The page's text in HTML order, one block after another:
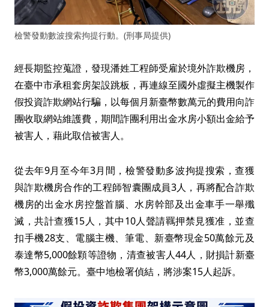
檢警發動數波搜索拘提行動。(刑事局提供)
經長期監控蒐證，發現潘姓工程師受雇於境外詐欺機房，
在臺中市承租套房架設跳板，再連線至國外虛擬主機製作
假投資詐欺網站行騙，以每個月新臺幣數萬元的費用向詐
團收取網站維護費，期間詐團利用出金水房小額出金給予
被害人，藉此取信被害人。
從去年9月至今年3月間，檢警發動多波拘提搜索，查獲
與詐欺機房合作的工程師智囊團成員3人，再將配合詐欺
機房的出金水房控盤首腦、水房幹部及出金車手一舉殲
滅，共計查獲15人，其中10人聲請羈押禁見獲准，並查
扣手機28支、電腦主機、筆電、新臺幣現金50萬餘元及
泰達幣5,000餘顆等證物，清查被害人44人，財損計新臺
幣3,000萬餘元。臺中地檢署偵結，將涉案15人起訴。